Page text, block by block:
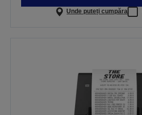
Unde puteți cumpăra